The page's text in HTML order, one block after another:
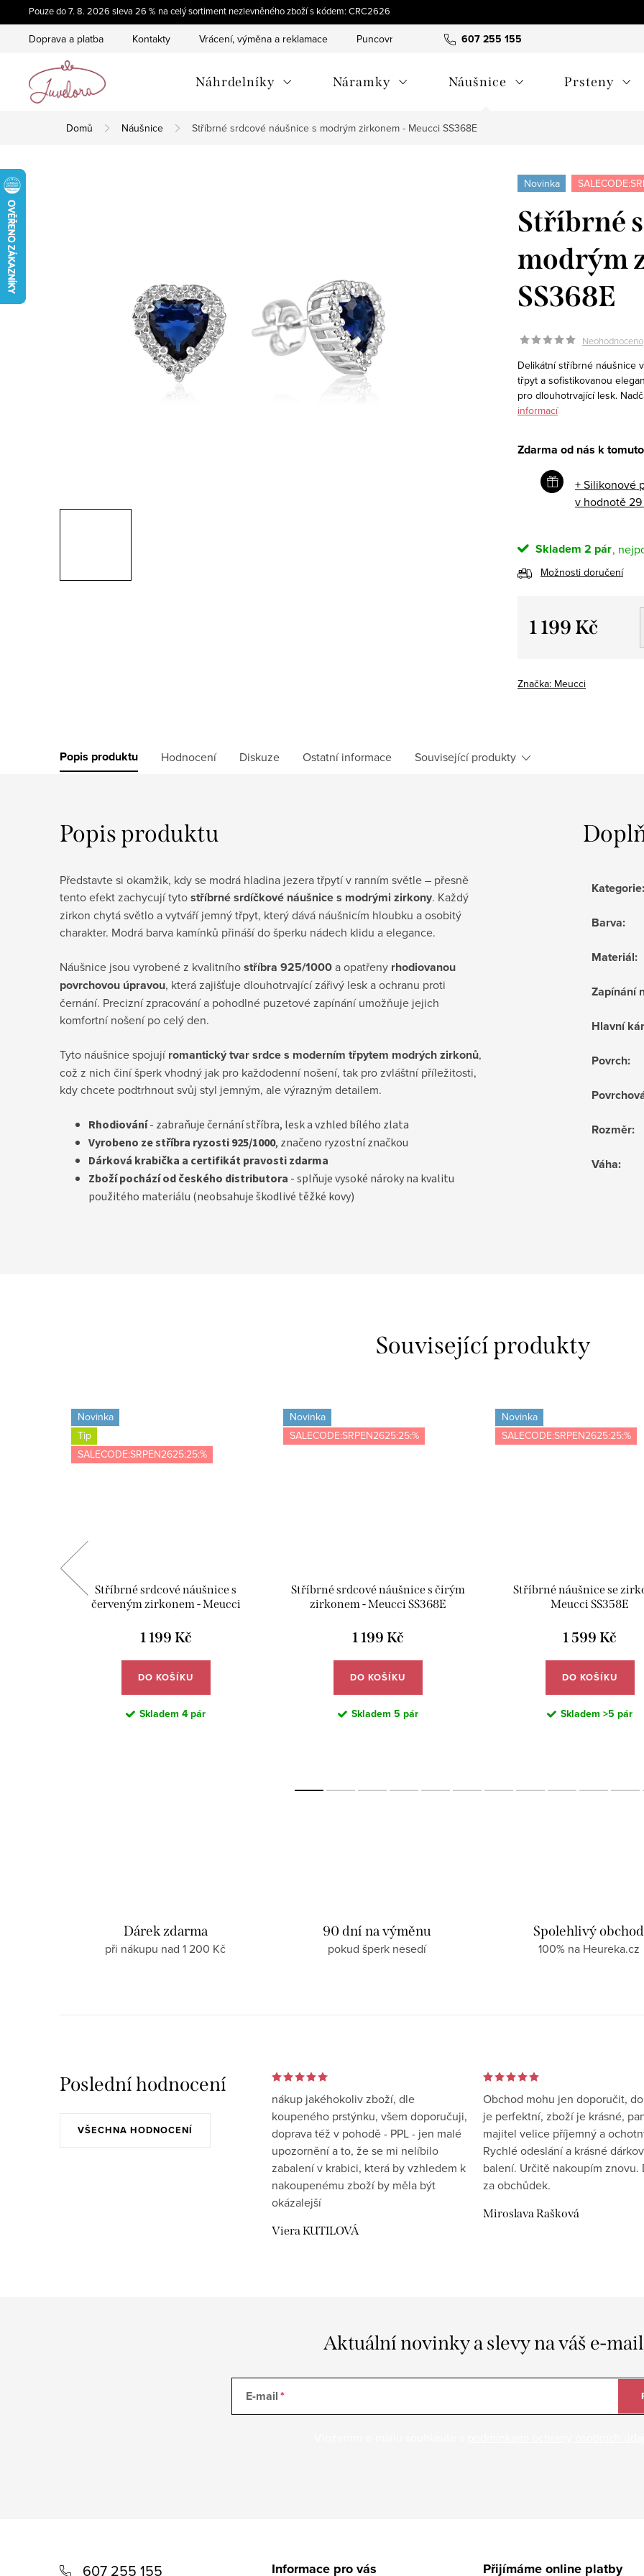
na
Pouze do 7. 8. 2026 sleva 26 % na celý sortiment nezlevněného zboží s kódem: CRC2626
607 255 155
Doprava a platba Kontakty Vrácení, výměna a reklamace Puncovní značky Hodnocení obchodu
Náhrdelníky Náramky Náušnice Prsteny
Domů Náušnice Stříbrné srdcové náušnice s modrým zirkonem - Meucci SS368E
Novinka
Stříbrné
modrým
SS368E
Neohodnoceno
Delikátní stříbrné náušnice
třpyt a sofistikovanou
pro dlouhotrvající lesk.
informací
Zdarma od nás k
+ Silikonové
v hodnotě 29
Skladem 2 pár
Možnosti doručení
1 199 Kč
Značka: Meucci
Popis produktu Hodnocení Diskuze Ostatní informace Související produkty
Popis produktu
Představte si okamžik, kdy se modrá hladina jezera třpytí v ranním světle – přesně
tento efekt zachycují tytostříbrné srdíčkové náušnice s modrými zirkony. Každý
zirkon chytá světlo a vytváří jemný třpyt, který dává náušnicím hloubku a osobitý
charakter. Modrá barva kamínků přináší do šperku nádech klidu a elegance.
Náušnice jsou vyrobené z kvalitníhostříbra 925/1000a opatřeny rhodiovanou
povrchovou úpravou, která zajišťuje dlouhotrvající zářivý lesk a ochranu proti
černání. Precizní zpracování a pohodlné puzetové zapínání umožňuje jejich
komfortní nošení po celý den.
Tyto náušnice spojujíromantický tvar srdce s moderním třpytem modrých zirkonů,
což z nich činí šperk vhodný jak pro každodenní nošení, tak pro zvláštní příležitosti,
kdy chcete podtrhnout svůj styl jemným, ale výrazným detailem.
Rhodiování- zabraňuje černání stříbra, lesk a vzhled bílého zlata
Vyrobeno ze stříbra ryzosti 925/1000, značeno ryzostní značkou
Dárková krabička a certifikát pravostizdarma
Zboží pochází od českého distributora - splňuje vysoké nároky na kvalitu
použitého materiálu (neobsahuje škodlivé těžké kovy)
Kategorie:
Barva:
Materiál:
Zapínání
Hlavní
Povrch:
Rozměr:
Váha:
Související produkty
Novinka
Tip
SALECODE:SRPEN2625:25:%
Stříbrné srdcové náušnice s
červeným zirkonem - Meucci
1 199 Kč
DO KOŠÍKU
Skladem 4 pár
Novinka
SALECODE:SRPEN2625:25:%
Stříbrné srdcové náušnice s čirým
zirkonem - Meucci SS368E
1 199 Kč
DO KOŠÍKU
Skladem 5 pár
Novinka
SALECODE:SRPEN2625:25:%
Stříbrné náušnice se
Meucci SS358E
1 599 Kč
DO KOŠÍKU
Skladem >5 pár
Dárek zdarma
při nákupu nad 1 200 Kč
90 dní na výměnu
pokud šperk nesedí
Spolehlivý obchod
100% na Heureka.cz
Poslední hodnocení
VŠECHNA HODNOCENÍ
nákup jakéhokoliv zboží, dle
koupeného prstýnku, všem doporučuji,
doprava též v pohodě - PPL - jen malé
upozornění a to, že se mi nelíbilo
zabalení v krabici, která by vzhledem k
nakoupenému zboží by měla být
okázalejší
Viera KUTILOVÁ
Obchod mohu jen doporučit,
je perfektní, zboží je krásné,
majitel velice příjemný a
Rychlé odeslání a krásné
balení. Určitě nakoupím znovu.
za obchůdek.
Miroslava Rašková
Aktuální novinky a slevy na váš e-mail
E-mail
607 255 155 Informace pro vás Přijímáme online platby